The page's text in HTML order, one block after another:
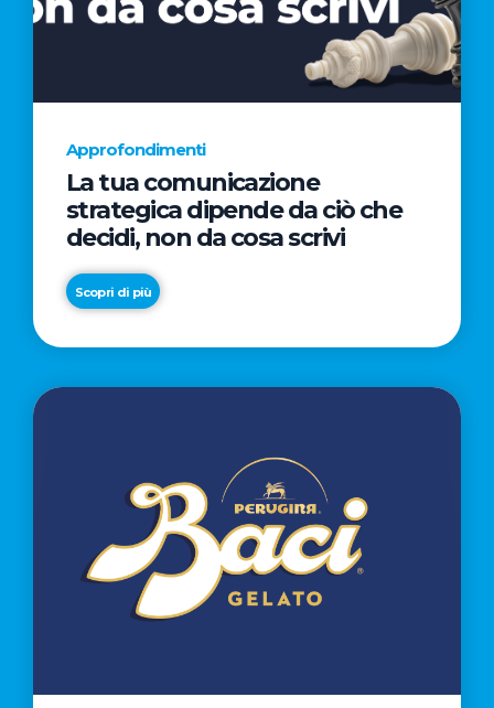
AL
CINEMA
NELLA
CAMPAGNA
REGISTA
PREMIO
OSCAR®
Approfondimenti
La tua comunicazione
strategica dipende da ciò che
decidi, non da cosa scrivi
Scopri di più